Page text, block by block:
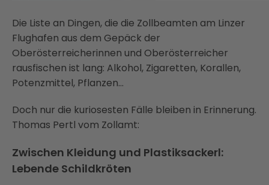
Die Liste an Dingen, die die Zollbeamten am Linzer
Flughafen aus dem Gepäck der
Oberösterreicherinnen und Oberösterreicher
rausfischen ist lang: Alkohol, Zigaretten, Korallen,
Potenzmittel, Pflanzen…
Doch nur die kuriosesten Fälle bleiben in Erinnerung.
Thomas Pertl vom Zollamt:
Zwischen Kleidung und Plastiksackerl:
Lebende Schildkröten